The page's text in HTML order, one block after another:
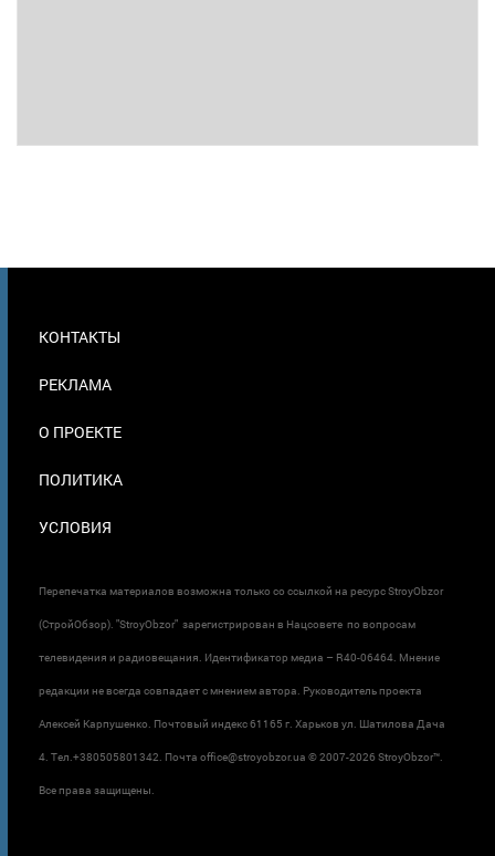
В
КОНТАКТЫ
РЕКЛАМА
О ПРОЕКТЕ
ПОЛИТИКА
УСЛОВИЯ
Перепечатка материалов возможна только со ссылкой на ресурс StroyObzor
(СтройОбзор). "StroyObzor" зарегистрирован в Нацсовете по вопросам
телевидения и радиовещания. Идентификатор медиа – R40-06464. Мнение
редакции не всегда совпадает с мнением автора. Руководитель проекта
Алексей Карпушенко. Почтовый индекс 61165 г. Харьков ул. Шатилова Дача
4. Тел.+380505801342. Почта office@stroyobzor.ua © 2007-2026 StroyObzor™.
Все права защищены.